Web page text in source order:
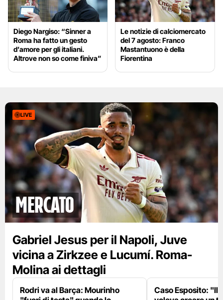
Diego Nargiso: “Sinner a
Roma ha fatto un gesto
d’amore per gli italiani.
Altrove non so come finiva”
Le notizie di calciomercato
del 7 agosto: Franco
Mastantuono è della
Fiorentina
LIVE
mercato
Gabriel Jesus per il Napoli, Juve
vicina a Zirkzee e Lucumí. Roma-
Molina ai dettagli
Rodri va al Barça: Mourinho
Caso Esposito: "Il